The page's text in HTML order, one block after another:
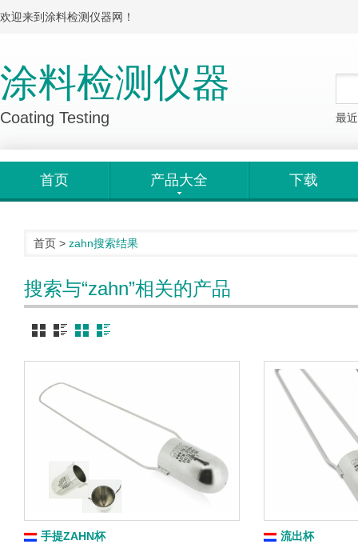
欢迎来到涂料检测仪器网！
涂料检测仪器
Coating Testing 最
首页 产品大全 下载
首页 > zahn搜索结果
搜索与“zahn”相关的产品
手提ZAHN杯 流出杯